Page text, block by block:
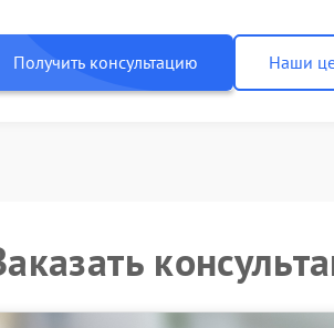
Получить консультацию Наши